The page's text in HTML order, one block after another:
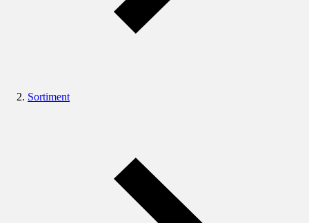
Sortiment